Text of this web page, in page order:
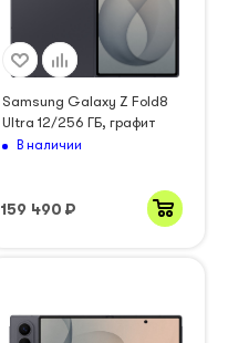
Samsung Galaxy Z Fold8
Ultra 12/256 ГБ, графит
В наличии
159 490 ₽